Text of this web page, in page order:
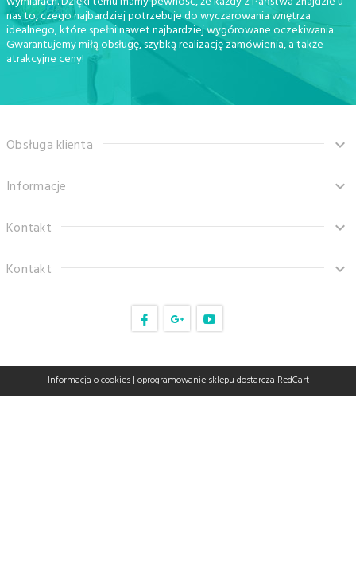
nas to, czego najbardziej potrzebuje do wyczarowania wnętrza
idealnego, które spełni nawet najbardziej wygórowane oczekiwania.
Gwarantujemy miłą obsługę, szybką realizację zamówienia, a także
atrakcyjne ceny!
Obsługa klienta
Informacje
Kontakt
Kontakt
sklep@tanaro.pl
Informacja o cookies| oprogramowanie sklepu dostarcza RedCart